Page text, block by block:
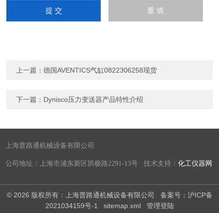
上一篇：德国AVENTICS气缸0822306258现货
下一篇： Dynisco压力变送器产品特性介绍
上海普路通机械设备有限公司
公司地址：上海市浦东新区拱极路2291-13号 技术支持：化工仪器网
© 2026 版权所有：上海普路通机械设备有限公司 备案号：沪ICP备
2021034159号-1
sitemap.xml 管理登陆